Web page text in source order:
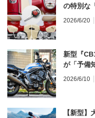
の特別な
2026/6/20
新型『
が「予備
2026/6/10
【新型